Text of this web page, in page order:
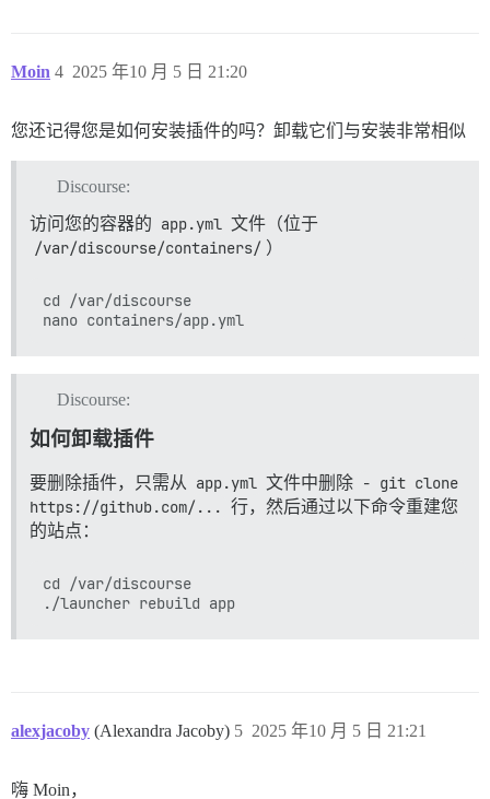
Moin 2025 年10 月 5 日 21:20
4
您还记得您是如何安装插件的吗？卸载它们与安装非常相似
Discourse:
访问您的容器的 app.yml 文件（位于
/var/discourse/containers/ ）
cd /var/discourse
Discourse:
如何卸载插件
要删除插件，只需从 app.yml 文件中删除 - git clone
https://github.com/... 行，然后通过以下命令重建您
的站点：
cd /var/discourse
alexjacoby (Alexandra Jacoby) 2025 年10 月 5 日 21:21
5
嗨 Moin，